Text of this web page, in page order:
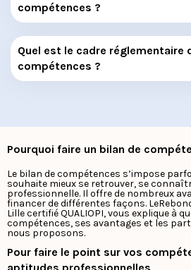
compétences ?
Quel est le cadre réglementaire
compétences ?
Pourquoi faire un bilan de
Le bilan de compétences s’impose
souhaite mieux se retrouver, se
professionnelle. Il offre de nombreux
financer de différentes façons.
Lille certifié QUALIOPI, vous explique à
compétences, ses avantages et les
nous proposons.
Pour faire le point sur vos